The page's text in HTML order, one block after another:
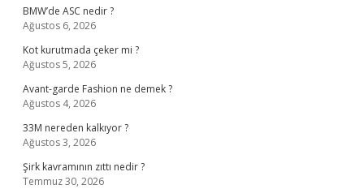
BMW’de ASC nedir ?
Ağustos 6, 2026
Kot kurutmada çeker mi ?
Ağustos 5, 2026
Avant-garde Fashion ne demek ?
Ağustos 4, 2026
33M nereden kalkıyor ?
Ağustos 3, 2026
Şirk kavramının zıttı nedir ?
Temmuz 30, 2026